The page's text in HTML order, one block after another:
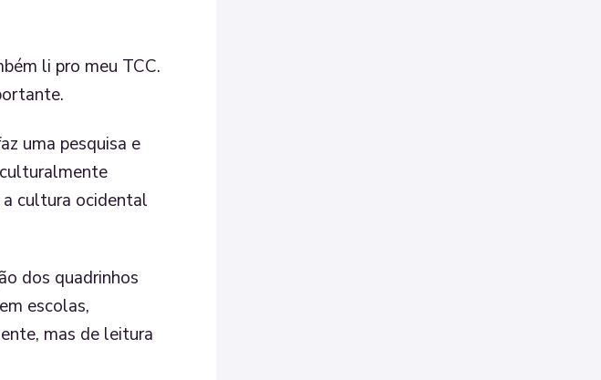
li pro meu TCC.
uma pesquisa e
a cultura ocidental
dos quadrinhos
escolas,
mas de leitura